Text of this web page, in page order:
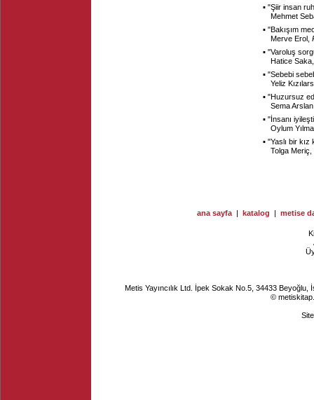
▪ "Şiir insan
Mehmet
▪ "Bakışım
Merve Erol,
▪ "Varoluş
Hatice
▪ "Sebebi
Yeliz
▪ "Huzursuz
Sema
▪ "İnsanı
Oylum
▪ "Yaslı bir
Tolga Meriç,
ana sayfa | katalog | metise
Metis Yayıncılık Ltd. İpek Sokak No.5, 34433
©